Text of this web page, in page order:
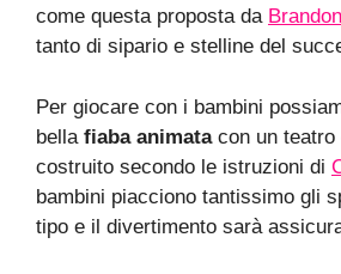
come questa proposta da
tanto di sipario e stelline del
Per giocare con i bambini
bella fiaba animatacon un teatro
costruito secondo le istruzioni di
bambini piacciono tantissimo gli
tipo e il divertimento sarà